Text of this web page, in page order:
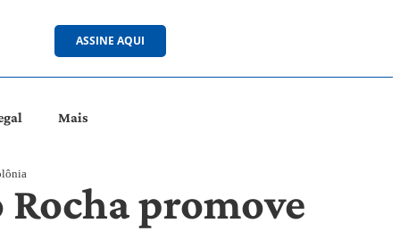
ASSINE AQUI
Mais
promove